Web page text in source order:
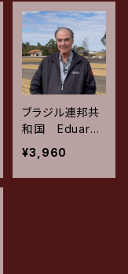
50×2) 300g
ブラジル連邦共
和国 Eduardo
Pinheiro Camp
os Fruta Merc
adao Swiss W
¥3,960